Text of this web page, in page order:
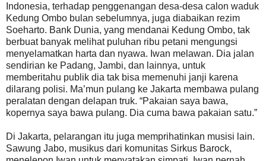
Indonesia, terhadap penggenangan desa-desa calon waduk
Kedung Ombo bulan sebelumnya, juga diabaikan rezim
Soeharto. Bank Dunia, yang mendanai Kedung Ombo, tak
berbuat banyak melihat puluhan ribu petani mengungsi
menyelamatkan harta dan nyawa. Iwan melawan. Dia jalan
sendirian ke Padang, Jambi, dan lainnya, untuk
memberitahu publik dia tak bisa memenuhi janji karena
dilarang polisi. Ma’mun pulang ke Jakarta membawa pulang
peralatan dengan delapan truk. “Pakaian saya bawa,
kopernya saya bawa pulang. Dia cuma bawa pakaian satu.”
Di Jakarta, pelarangan itu juga memprihatinkan musisi lain.
Sawung Jabo, musikus dari komunitas Sirkus Barock,